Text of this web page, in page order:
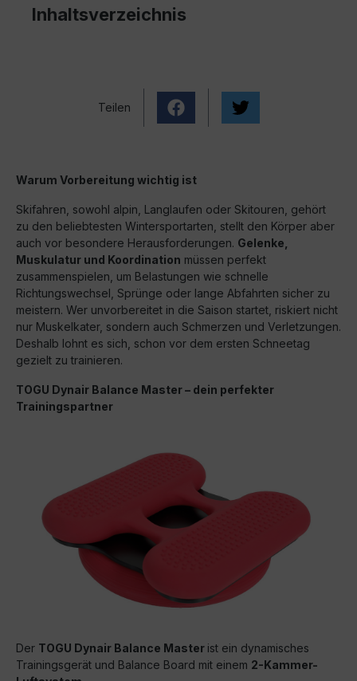
Inhaltsverzeichnis
Teilen
Warum Vorbereitung wichtig ist
Skifahren, sowohl alpin, Langlaufen oder Skitouren, gehört
zu den beliebtesten Wintersportarten, stellt den Körper aber
auch vor besondere Herausforderungen. Gelenke,
Muskulatur und Koordination müssen perfekt
zusammenspielen, um Belastungen wie schnelle
Richtungswechsel, Sprünge oder lange Abfahrten sicher zu
meistern. Wer unvorbereitet in die Saison startet, riskiert nicht
nur Muskelkater, sondern auch Schmerzen und Verletzungen.
Deshalb lohnt es sich, schon vor dem ersten Schneetag
gezielt zu trainieren.
TOGU Dynair Balance Master – dein perfekter
Trainingspartner
Der TOGU Dynair Balance Master ist ein dynamisches
Trainingsgerät und Balance Board mit einem 2-Kammer-